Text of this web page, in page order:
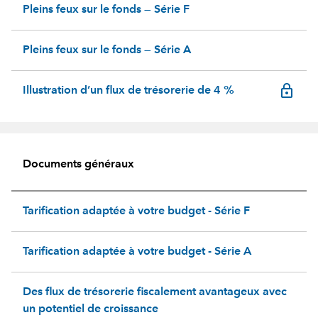
Pleins feux sur le fonds — Série F
Pleins feux sur le fonds — Série A
Illustration d’un flux de trésorerie de 4 % lock_outline
Documents généraux
Tarification adaptée à votre budget - Série F
Tarification adaptée à votre budget - Série A
Des flux de trésorerie fiscalement avantageux avec
un potentiel de croissance